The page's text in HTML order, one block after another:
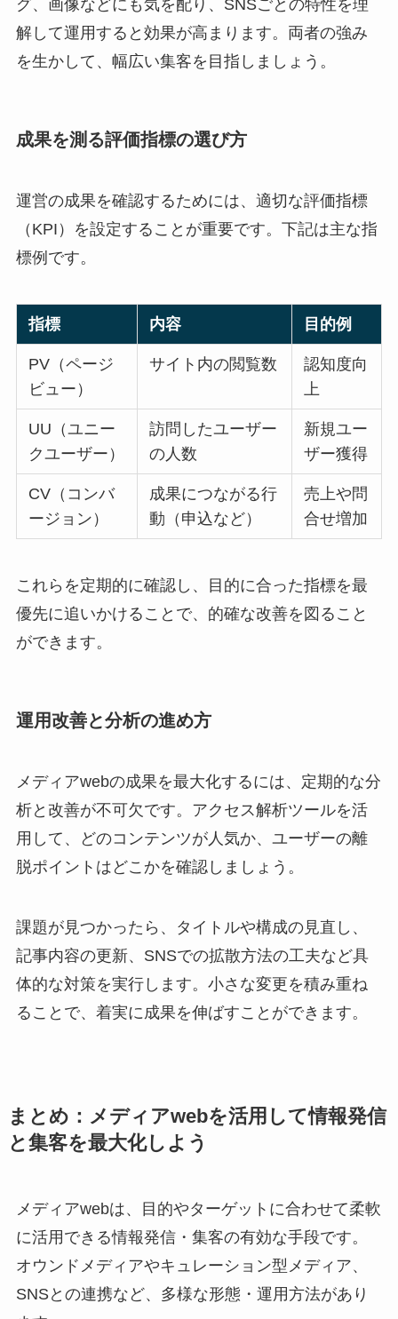
グ、画像などにも気を配り、SNSごとの特性を理
解して運用すると効果が高まります。両者の強み
を生かして、幅広い集客を目指しましょう。
成果を測る評価指標の選び方
運営の成果を確認するためには、適切な評価指標
（KPI）を設定することが重要です。下記は主な指
標例です。
指標 内容 目的例
PV（ページ
ビュー）
サイト内の閲覧数
認知度向
上
UU（ユニー
クユーザー）
訪問したユーザー
の人数
新規ユー
ザー獲得
CV（コンバ
ージョン）
成果につながる行
動（申込など）
売上や問
合せ増加
これらを定期的に確認し、目的に合った指標を最
優先に追いかけることで、的確な改善を図ること
ができます。
運用改善と分析の進め方
メディアwebの成果を最大化するには、定期的な分
析と改善が不可欠です。アクセス解析ツールを活
用して、どのコンテンツが人気か、ユーザーの離
脱ポイントはどこかを確認しましょう。
課題が見つかったら、タイトルや構成の見直し、
記事内容の更新、SNSでの拡散方法の工夫など具
体的な対策を実行します。小さな変更を積み重ね
ることで、着実に成果を伸ばすことができます。
まとめ：メディアwebを活用して情報発信
と集客を最大化しよう
メディアwebは、目的やターゲットに合わせて柔軟
に活用できる情報発信・集客の有効な手段です。
オウンドメディアやキュレーション型メディア、
SNSとの連携など、多様な形態・運用方法があり